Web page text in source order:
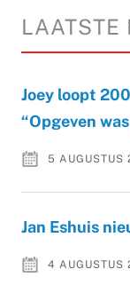
LAATSTE
Joey loopt
“Opgeven
5 AUGUSTUS
Jan Eshuis
4 AUGUSTUS